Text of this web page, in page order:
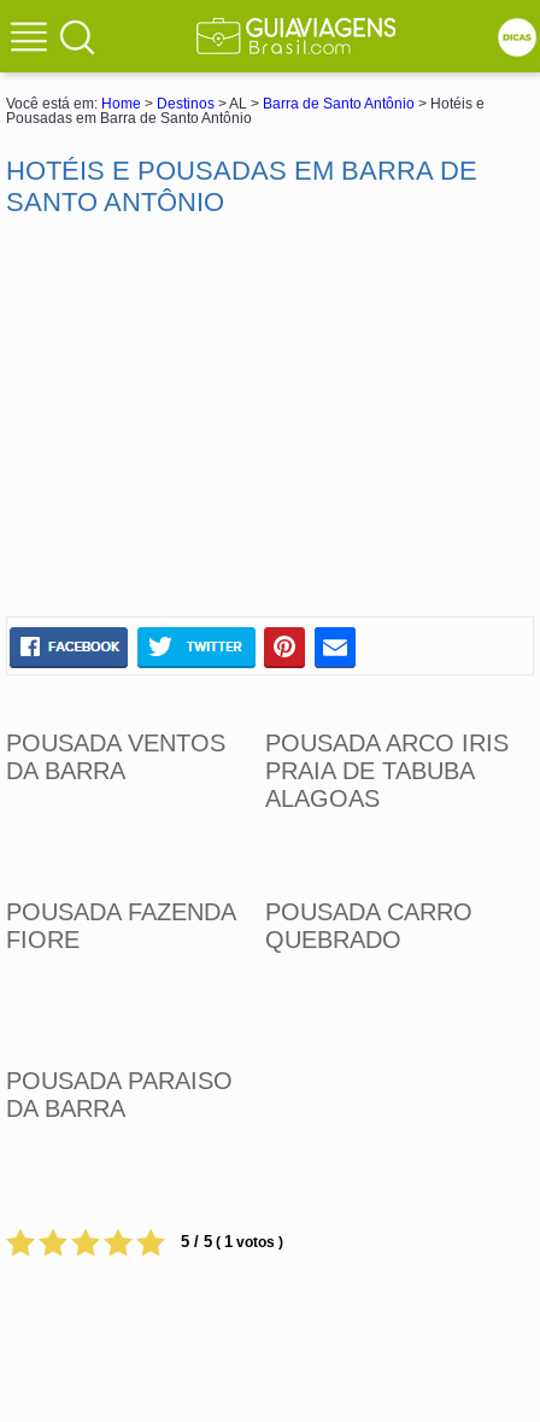
Você está em: Home > Destinos > AL > Barra de Santo Antônio > Hotéis e
Pousadas em Barra de Santo Antônio
HOTÉIS E POUSADAS EM BARRA DE
SANTO ANTÔNIO
POUSADA VENTOS
DA BARRA
POUSADA ARCO IRIS
PRAIA DE TABUBA
ALAGOAS
POUSADA FAZENDA
FIORE
POUSADA CARRO
QUEBRADO
POUSADA PARAISO
DA BARRA
5 / 5 ( 1 votos )